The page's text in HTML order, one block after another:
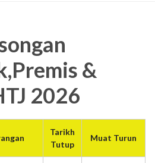
&
2026
Tarikh
Tutup
Muat Turun